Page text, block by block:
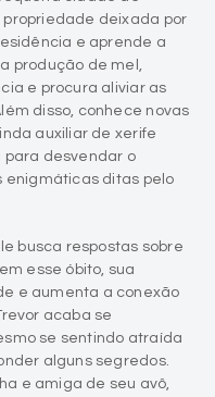
deixada por
e aprende a
produção de mel,
e procura aliviar as
disso, conhece novas
auxiliar de xerife
para desvendar o
enigmáticas ditas pelo
busca respostas sobre
esse óbito, sua
e aumenta a conexão
acaba se
se sentindo atraída
alguns segredos.
e amiga de seu avô,